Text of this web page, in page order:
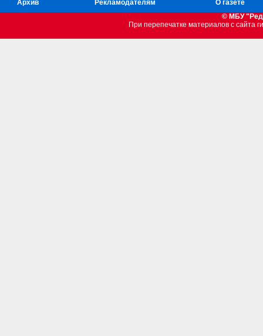
Архив Рекламодателям
О газете
© МБУ
При перепечатке материалов c сайта